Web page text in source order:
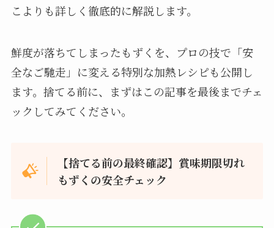
こよりも詳しく徹底的に解説します。
鮮度が落ちてしまったもずくを、プロの技で「安
全なご馳走」に変える特別な加熱レシピも公開し
ます。捨てる前に、まずはこの記事を最後までチェ
ックしてみてください。
【捨てる前の最終確認】賞味期限切れ
もずくの安全チェック